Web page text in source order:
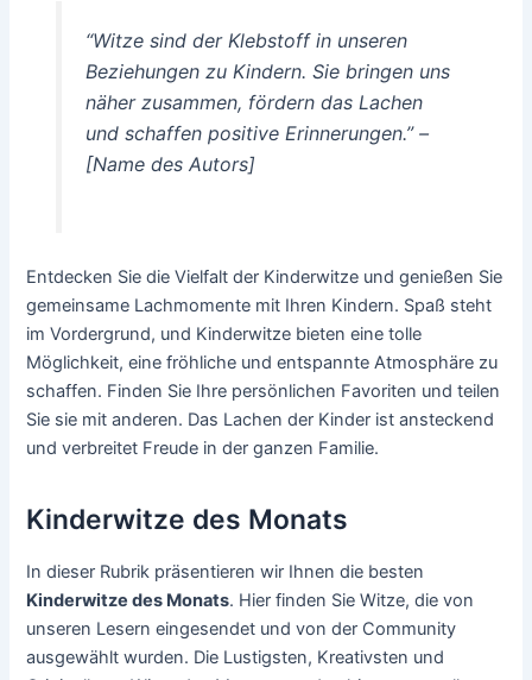
“Witze sind der Klebstoff in unseren
Beziehungen zu Kindern. Sie bringen uns
näher zusammen, fördern das Lachen
und schaffen positive Erinnerungen.” –
[Name des Autors]
Entdecken Sie die Vielfalt der Kinderwitze und genießen Sie
gemeinsame Lachmomente mit Ihren Kindern. Spaß steht
im Vordergrund, und Kinderwitze bieten eine tolle
Möglichkeit, eine fröhliche und entspannte Atmosphäre zu
schaffen. Finden Sie Ihre persönlichen Favoriten und teilen
Sie sie mit anderen. Das Lachen der Kinder ist ansteckend
und verbreitet Freude in der ganzen Familie.
Kinderwitze des Monats
In dieser Rubrik präsentieren wir Ihnen die besten
Kinderwitze des Monats. Hier finden Sie Witze, die von
unseren Lesern eingesendet und von der Community
ausgewählt wurden. Die Lustigsten, Kreativsten und